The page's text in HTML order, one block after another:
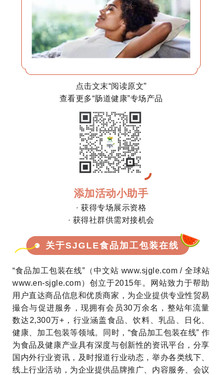
点击文末“阅读原文”
查看更多“肠道健康”专场产品
添加活动小助手
· 获得专场展示资格
· 获得社群供需对接机会
关于SJGLE食品加工包装在线
“食品加工包装在线”（中文站 www.sjgle.com / 全球站
www.en-sjgle.com）创立于2015年。网站致力于帮助
用户直达商品信息和优质商家，为企业提供专业性贸易
撮合与促进服务，现拥有会员30万余名，整站年流量
数达2,300万+，行业涵盖食品、饮料、乳品、日化、
健康、加工包装等领域。同时，“食品加工包装在线” 作
为食品及健康产业具有深度与创新性的资讯平台，分享
国内外行业资讯，及时报道行业动态，举办各类线下、
线上行业活动，为企业提供品牌推广、内容服务、会议